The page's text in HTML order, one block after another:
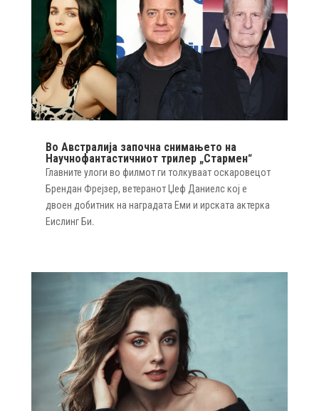
Во Австралија започна снимањето на
Научнофантастичниот трилер „Стармен“
Главните улоги во филмот ги толкуваат оскаровецот
Брендан Фрејзер, ветеранот Џеф Даниелс кој е
двоен добитник на наградата Еми и ирската актерка
Еислинг Би.